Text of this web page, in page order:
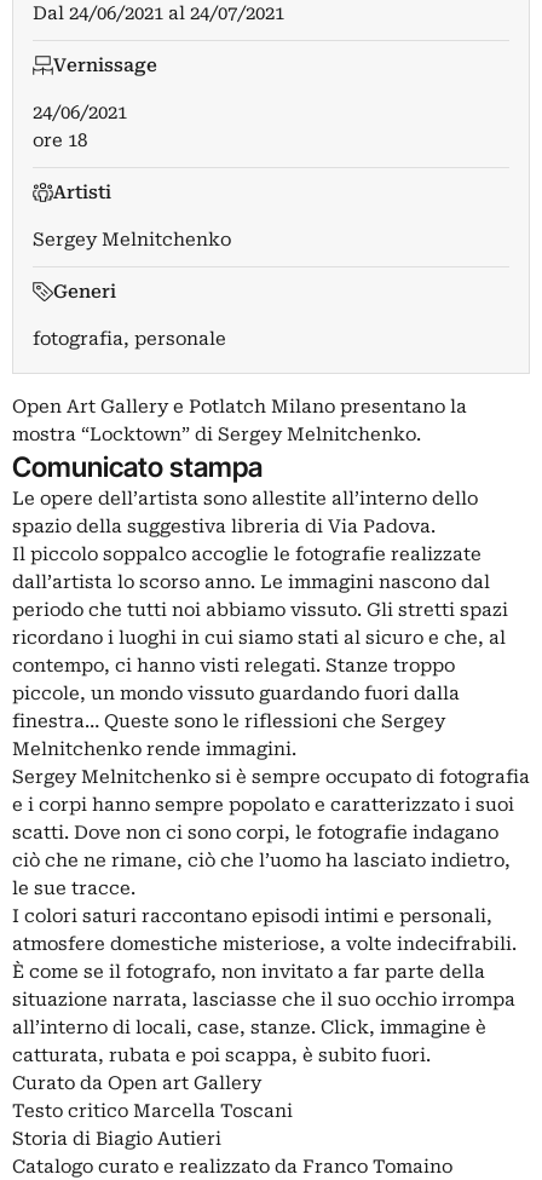
Dal 24/06/2021 al 24/07/2021
Vernissage
24/06/2021
ore 18
Artisti
Sergey Melnitchenko
Generi
fotografia, personale
Open Art Gallery e Potlatch Milano presentano la
mostra “Locktown” di Sergey Melnitchenko.
Comunicato stampa
Le opere dell’artista sono allestite all’interno dello
spazio della suggestiva libreria di Via Padova.
Il piccolo soppalco accoglie le fotografie realizzate
dall’artista lo scorso anno. Le immagini nascono dal
periodo che tutti noi abbiamo vissuto. Gli stretti spazi
ricordano i luoghi in cui siamo stati al sicuro e che, al
contempo, ci hanno visti relegati. Stanze troppo
piccole, un mondo vissuto guardando fuori dalla
finestra… Queste sono le riflessioni che Sergey
Melnitchenko rende immagini.
Sergey Melnitchenko si è sempre occupato di fotografia
e i corpi hanno sempre popolato e caratterizzato i suoi
scatti. Dove non ci sono corpi, le fotografie indagano
ciò che ne rimane, ciò che l’uomo ha lasciato indietro,
le sue tracce.
I colori saturi raccontano episodi intimi e personali,
atmosfere domestiche misteriose, a volte indecifrabili.
È come se il fotografo, non invitato a far parte della
situazione narrata, lasciasse che il suo occhio irrompa
all’interno di locali, case, stanze. Click, immagine è
catturata, rubata e poi scappa, è subito fuori.
Curato da Open art Gallery
Testo critico Marcella Toscani
Storia di Biagio Autieri
Catalogo curato e realizzato da Franco Tomaino